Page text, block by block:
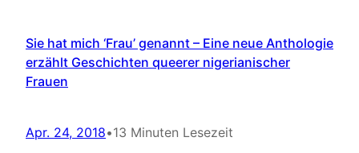
Sie hat mich ‘Frau’ genannt – Eine neue Anthologie
erzählt Geschichten queerer nigerianischer
Frauen
Apr. 24, 2018•13 Minuten Lesezeit